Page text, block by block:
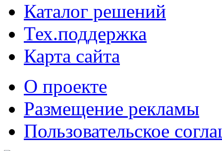
Каталог решений
Тех.поддержка
Карта сайта
О проекте
Размещение рекламы
Пользовательское